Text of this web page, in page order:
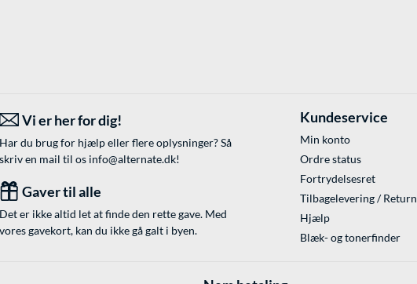
Vi er her for dig!
Har du brug for hjælp eller flere oplysninger? Så
skriv en mail til os info@alternate.dk!
Gaver til alle
Det er ikke altid let at finde den rette gave. Med
vores gavekort, kan du ikke gå galt i byen.
Kundeservice
Min konto
Ordre status
Fortrydelsesret
Tilbagelevering / Return
Hjælp
Blæk- og tonerfinder